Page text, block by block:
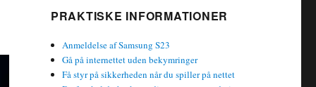
PRAKTISKE INFORMATIONER
Anmeldelse af Samsung S23
Gå på internettet uden bekymringer
Få styr på sikkerheden når du spiller på nettet